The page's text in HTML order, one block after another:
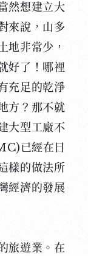
然想建立大
來說，山多
地非常少，
好了！哪裡
充足的乾淨
方？那不就
大型工廠不
已經在日
樣的做法所
經濟的發展
遊業。在